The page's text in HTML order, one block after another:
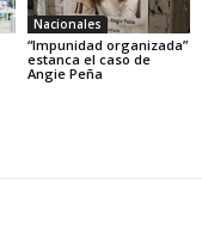
Nacionales
“Impunidad organizada”
estanca el caso de
Angie Peña